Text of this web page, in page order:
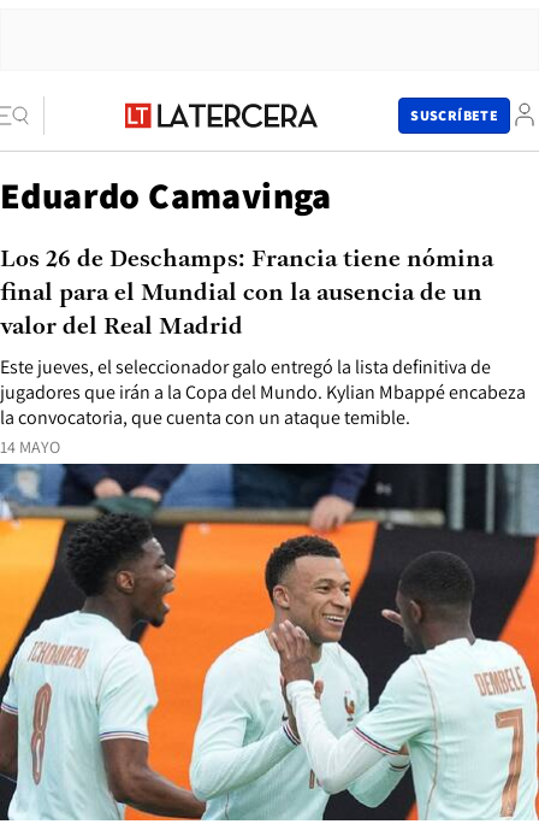
SUSCRÍBETE
Eduardo Camavinga
14 MAYO
Este jueves, el seleccionador galo entregó la lista definitiva de
jugadores que irán a la Copa del Mundo. Kylian Mbappé encabeza
la convocatoria, que cuenta con un ataque temible.
Los 26 de Deschamps: Francia tiene nómina
final para el Mundial con la ausencia de un
valor del Real Madrid